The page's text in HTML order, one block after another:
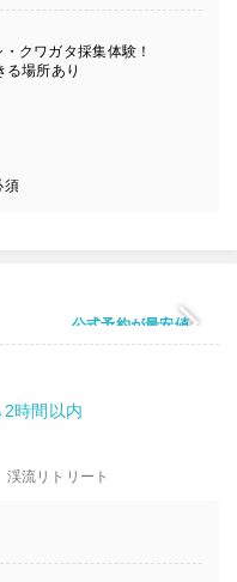
クワガタ採集体験！
場所あり
須
公式予約が最安値
時間以内
渓流リトリート